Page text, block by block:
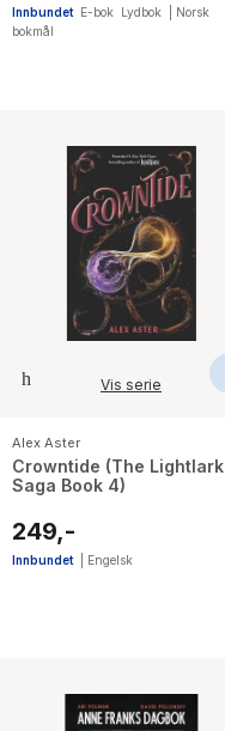
Innbundet E-bok Lydbok
Norsk
bokmål
Vis serie
Alex Aster
Crowntide (The Lightlark
Saga Book 4)
249,-
Innbundet Engelsk